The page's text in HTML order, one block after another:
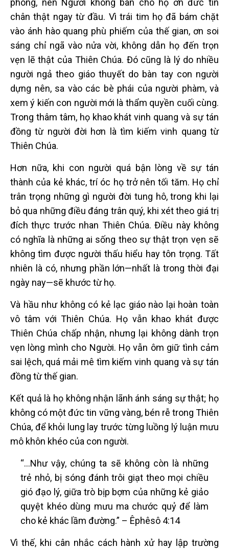
phòng, nên Người không ban cho họ ơn đức tin
chân thật ngay từ đầu. Vì trái tim họ đã bám chặt
vào ánh hào quang phù phiếm của thế gian, ơn soi
sáng chỉ ngã vào nửa vời, không dẫn họ đến trọn
vẹn lẽ thật của Thiên Chúa. Đó cũng là lý do nhiều
người ngả theo giáo thuyết do bàn tay con người
dựng nên, sa vào các bè phái của người phàm, và
xem ý kiến con người mới là thẩm quyền cuối cùng.
Trong thâm tâm, họ khao khát vinh quang và sự tán
đồng từ người đời hơn là tìm kiếm vinh quang từ
Thiên Chúa.
Hơn nữa, khi con người quá bận lòng về sự tán
thành của kẻ khác, trí óc họ trở nên tối tăm. Họ chỉ
trân trọng những gì người đời tung hô, trong khi lại
bỏ qua những điều đáng trân quý, khi xét theo giá trị
đích thực trước nhan Thiên Chúa. Điều này không
có nghĩa là những ai sống theo sự thật trọn vẹn sẽ
không tìm được người thấu hiểu hay tôn trọng. Tất
nhiên là có, nhưng phần lớn—nhất là trong thời đại
ngày nay—sẽ khước từ họ.
Và hầu như không có kẻ lạc giáo nào lại hoàn toàn
vô tâm với Thiên Chúa. Họ vẫn khao khát được
Thiên Chúa chấp nhận, nhưng lại không dành trọn
vẹn lòng mình cho Người. Họ vẫn ôm giữ tình cảm
sai lệch, quá mải mê tìm kiếm vinh quang và sự tán
đồng từ thế gian.
Kết quả là họ không nhận lãnh ánh sáng sự thật; họ
không có một đức tin vững vàng, bén rễ trong Thiên
Chúa, để khỏi lung lay trước từng luồng lý luận mưu
mô khôn khéo của con người.
“…Như vậy, chúng ta sẽ không còn là những
trẻ nhỏ, bị sóng đánh trôi giạt theo mọi chiều
gió đạo lý, giữa trò bịp bợm của những kẻ giảo
quyệt khéo dùng mưu ma chước quỷ để làm
cho kẻ khác lầm đường.” – Êphêsô 4:14
Vì thế, khi cân nhắc cách hành xử hay lập trường